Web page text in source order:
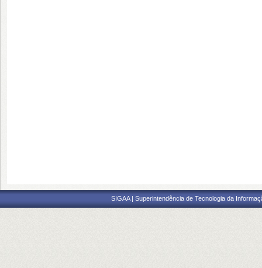
SIGAA | Superintendência de Tecnologia da